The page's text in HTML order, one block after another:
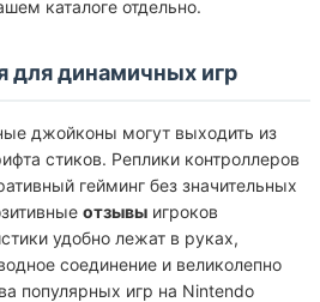
каталоге отдельно.
для динамичных игр
джойконы могут выходить из
стиков. Реплики контроллеров
гейминг без значительных
отзывы игроков
удобно лежат в руках,
соединение и великолепно
популярных игр на Nintendo